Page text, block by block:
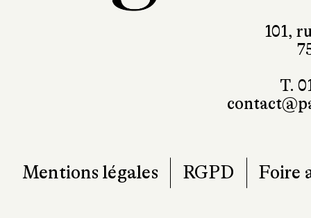
101,
T.
Mentions légales RGPD Foire